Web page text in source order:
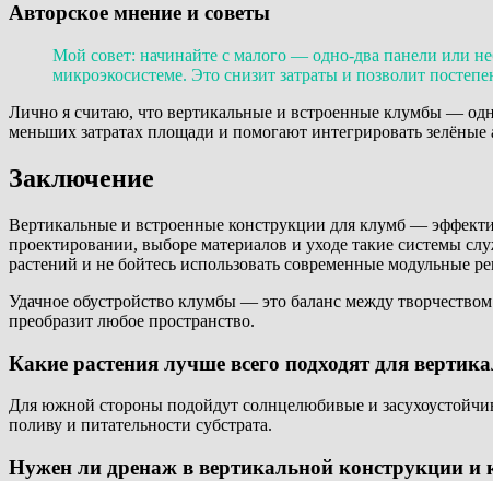
Авторское мнение и советы
Мой совет: начинайте с малого — одно-два панели или
микроэкосистеме. Это снизит затраты и позволит
Лично я считаю, что вертикальные и встроенные клумбы —
меньших затратах площади и помогают интегрировать
Заключение
Вертикальные и встроенные конструкции для клумб —
проектировании, выборе материалов и уходе такие системы
растений и не бойтесь использовать современные модульные
Удачное обустройство клумбы — это баланс между
преобразит любое пространство.
Какие растения лучше всего подходят для
Для южной стороны подойдут солнцелюбивые и
поливу и питательности субстрата.
Нужен ли дренаж в вертикальной конструкции и